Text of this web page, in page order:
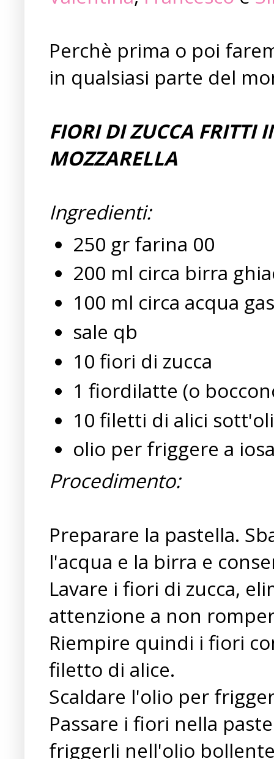
Perchè prima o poi
in qualsiasi parte del
FIORI DI ZUCCA FRITTI
MOZZARELLA
Ingredienti:
250 gr farina 00
200 ml circa birra
100 ml circa acqua
sale qb
10 fiori di zucca
1 fiordilatte (o
10 filetti di alici
olio per friggere a
Procedimento:
Preparare la pastella.
l'acqua e la birra e
Lavare i fiori di zucca,
attenzione a non
Riempire quindi i fiori
filetto di alice.
Scaldare l'olio per
Passare i fiori nella
friggerli nell'olio